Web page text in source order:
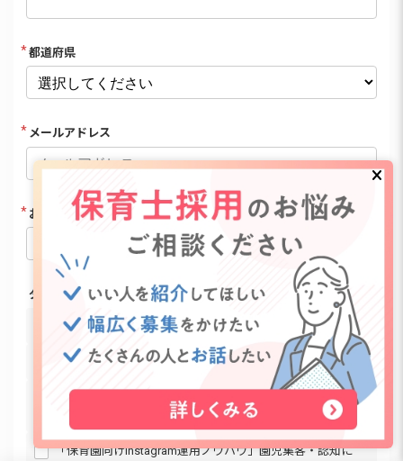
都道府県
メールアドレス
お電話番号
ダウンロードを希望する資料（任意 & 複数選択可）
3分でわかる保育士バンク！サービスガイド
面接官必見の質問例６選！保育士面接の流れやポイント
「面接官が活用したいチェックシート」選考テンプレート
「保育園向けInstagram運用ノウハウ」園児集客・認知に